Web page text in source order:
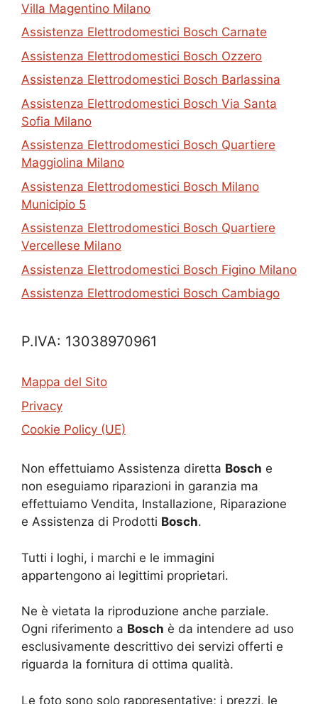
Villa Magentino Milano
Assistenza Elettrodomestici Bosch Carnate
Assistenza Elettrodomestici Bosch Ozzero
Assistenza Elettrodomestici Bosch Barlassina
Assistenza Elettrodomestici Bosch Via Santa
Sofia Milano
Assistenza Elettrodomestici Bosch Quartiere
Maggiolina Milano
Assistenza Elettrodomestici Bosch Milano
Municipio 5
Assistenza Elettrodomestici Bosch Quartiere
Vercellese Milano
Assistenza Elettrodomestici Bosch Figino Milano
Assistenza Elettrodomestici Bosch Cambiago
P.IVA: 13038970961
Mappa del Sito
Privacy
Cookie Policy (UE)
Non effettuiamo Assistenza diretta Bosch e
non eseguiamo riparazioni in garanzia ma
effettuiamo Vendita, Installazione, Riparazione
e Assistenza di Prodotti Bosch.
Tutti i loghi, i marchi e le immagini
appartengono ai legittimi proprietari.
Ne è vietata la riproduzione anche parziale.
Ogni riferimento a Bosch è da intendere ad uso
esclusivamente descrittivo dei servizi offerti e
riguarda la fornitura di ottima qualità.
Le foto sono solo rappresentative; i prezzi, le